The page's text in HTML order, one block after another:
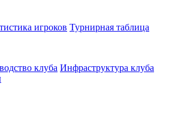
игроков Турнирная таблица
клуба Инфраструктура клуба